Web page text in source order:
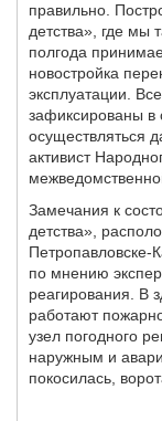
правильно.
детства», где мы
полгода
новостройка
эксплуатации.
зафиксированы в
осуществляться
активист
Замечания к
детства»,
Петропавловске-
по мнению
реагирования. В
работают
узел погодного
наружным и
покосилась,